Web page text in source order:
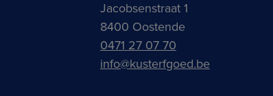
Jacobsenstraat 1
8400 Oostende
0471 27 07 70
info@kusterfgoed.be